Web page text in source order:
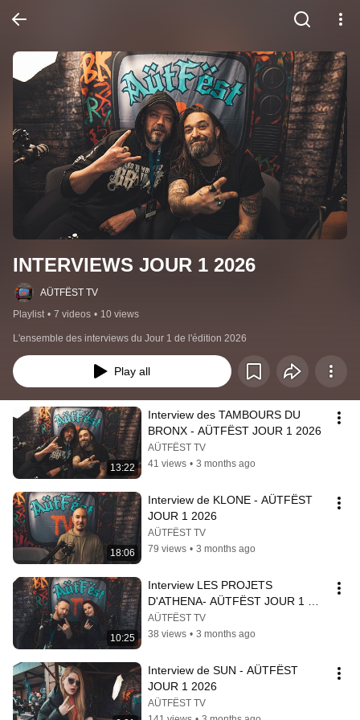
INTERVIEWS JOUR 1 2026
AÜTFËST TV
Playlist • 7 videos • 10 views
L'ensemble des interviews du Jour 1 de l'édition 2026
Play all
13:22
Interview des TAMBOURS DU
BRONX - AÜTFËST JOUR 1 2026
AÜTFËST TV
41 views • 3 months ago
18:06
Interview de KLONE - AÜTFËST
JOUR 1 2026
AÜTFËST TV
79 views • 3 months ago
10:25
Interview LES PROJETS
D'ATHENA- AÜTFËST JOUR 1
2026
AÜTFËST TV
38 views • 3 months ago
Interview de SUN - AÜTFËST
JOUR 1 2026
AÜTFËST TV